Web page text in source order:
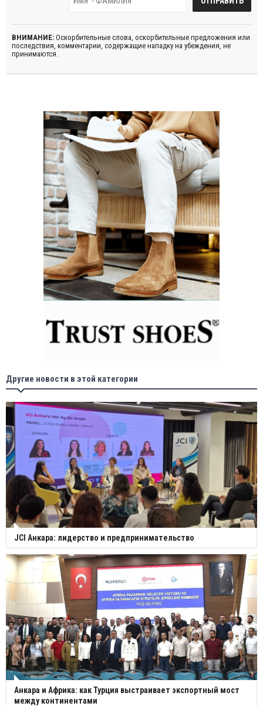
ВНИМАНИЕ: Оскорбительные слова, оскорбительные предложения или
последствия, комментарии, содержащие нападку на убеждения, не
принимаются.
Другие новости в этой категории
JCI Анкара: лидерство и предпринимательство
Анкара и Африка: как Турция выстраивает экспортный мост
между континентами